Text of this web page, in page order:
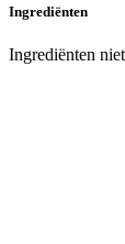
Ingrediënten
Ingrediënten